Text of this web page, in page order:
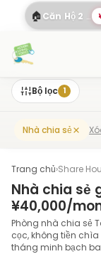
🏠 Căn Hộ 2 Phòng Ngủ Rộng Rãi Shinagawa
Bộ lọc 1
Nhà chia sẻ
Trang chủ›Share
Nhà chia sẻ
¥40,000/
Phòng nhà chia sẻ
cọc, không tiền
tháng minh bạch